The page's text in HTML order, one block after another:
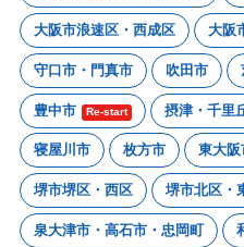
大阪市浪速区・西成区 大阪
守口市・門真市 吹田市
豊中市 Re-start 摂津・千里
寝屋川市 枚方市 東大阪
堺市堺区・西区 堺市北区・
泉大津市・高石市・忠岡町